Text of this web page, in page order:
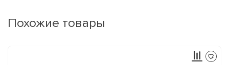
Похожие товары